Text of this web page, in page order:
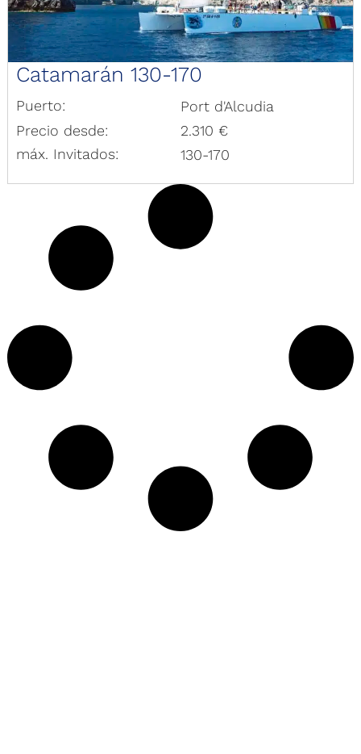
Catamarán 130-170
Puerto:
Port d'Alcudia
Precio desde:
2.310 €
máx. Invitados:
130-170